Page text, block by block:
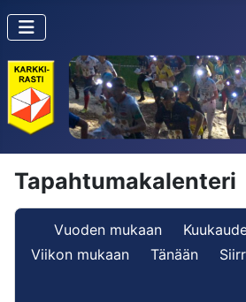
Tapahtumakalenteri
Vuoden mukaan
Viikon mukaan
Tänään